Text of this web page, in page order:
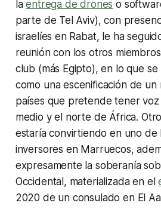
laentrega de drones o
parte de Tel Aviv), con
israelíes en Rabat, le ha
reunión con los otros
club (más Egipto), en lo que
como una escenificación de
países que pretende tener
medio y el norte de África.
estaría convirtiendo en uno de
inversores en Marruecos,
expresamente la soberanía
Occidental, materializada en el
2020 de un consulado en El